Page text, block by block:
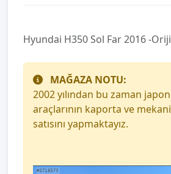
Hyundai H350 Sol Far 2016 -
MAĞAZA NOTU:
2002 yılından bu zaman
araçlarının kaporta ve
satısını yapmaktayız.